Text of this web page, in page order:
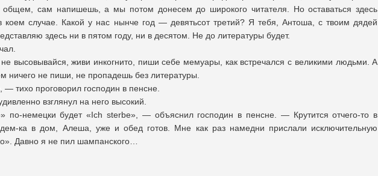
сам напишешь, а мы потом донесем до широкого читателя. Но оставаться здесь
коем случае. Какой у нас нынче год — девятьсот третий? Я тебя, Антоша, с твоим дядей
здесь ни в пятом году, ни в десятом. Не до литературы будет.
высовывайся, живи инкогнито, пиши себе мемуары, как встречался с великими людьми. А
ничего не пиши, не пропадешь без литературы.
тихо проговорил господин в пенсне.
взглянул на него высокий.
немецки будет «Ich sterbe», — объяснил господин в пенсне. — Крутится отчего-то в
ка в дом, Алеша, уже и обед готов. Мне как раз намедни прислали исключительную
Давно я не пил шампанского…